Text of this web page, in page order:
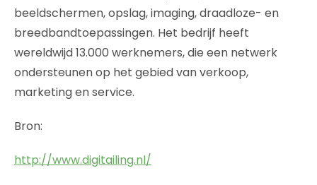
beeldschermen, opslag, imaging, draadloze- en
breedbandtoepassingen. Het bedrijf heeft
wereldwijd 13.000 werknemers, die een netwerk
ondersteunen op het gebied van verkoop,
marketing en service.
Bron:
http://www.digitailing.nl/